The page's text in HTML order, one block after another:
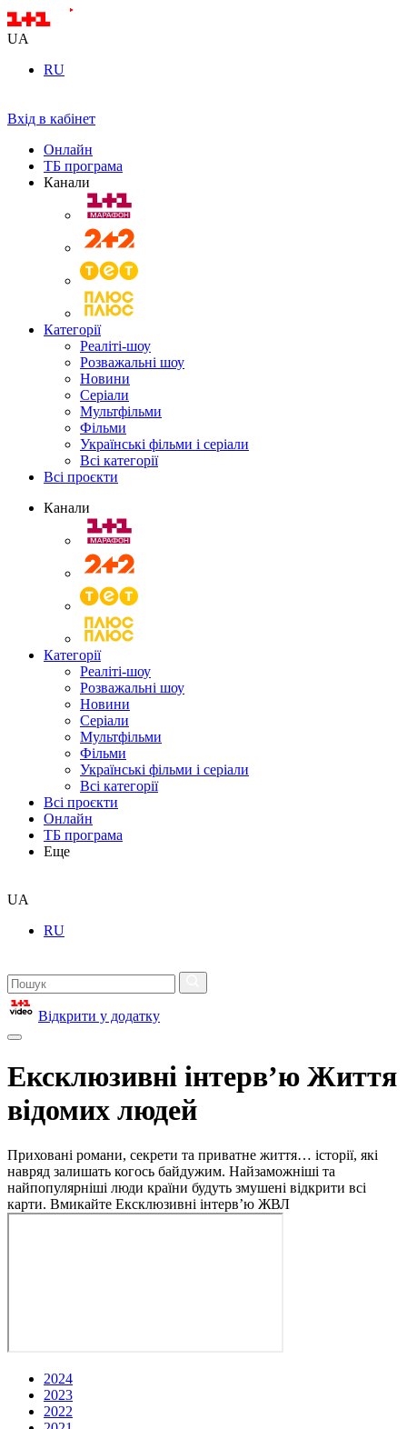
UA
RU
Вхід в кабінет
Онлайн
ТБ програма
Канали
Категорії
Реаліті-шоу
Розважальні шоу
Новини
Серіали
Мультфільми
Фільми
Українські фільми і серіали
Всі категорії
Всі проєкти
Канали
Категорії
Реаліті-шоу
Розважальні шоу
Новини
Серіали
Мультфільми
Фільми
Українські фільми і серіали
Всі категорії
Всі проєкти
Онлайн
ТБ програма
Еще
UA
RU
Відкрити у додатку
Ексклюзивні інтерв’ю Життя
відомих людей
Приховані романи, секрети та приватне життя… історії, які
навряд залишать когось байдужим. Найзаможніші та
найпопулярніші люди країни будуть змушені відкрити всі
карти. Вмикайте Ексклюзивні інтерв’ю ЖВЛ
2024
2023
2022